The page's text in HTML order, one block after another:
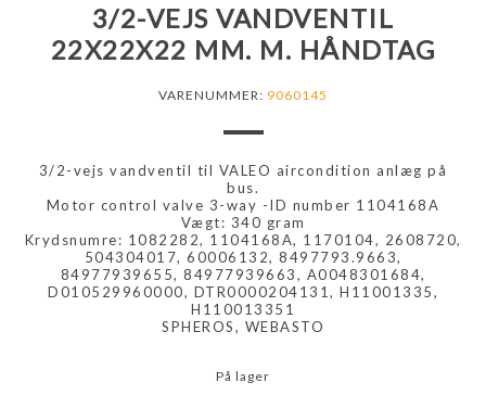
3/2-VEJS VANDVENTIL
22X22X22 MM. M. HÅNDTAG
VARENUMMER: 9060145
3/2-vejs vandventil til VALEO aircondition anlæg på
bus.
Motor control valve 3-way -ID number 1104168A
Vægt: 340 gram
Krydsnumre: 1082282, 1104168A, 1170104, 2608720,
504304017, 60006132, 8497793.9663,
84977939655, 84977939663, A0048301684,
D010529960000, DTR0000204131, H11001335,
H110013351
SPHEROS, WEBASTO
På lager